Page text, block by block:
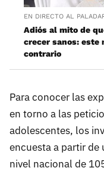
EN DIRECTO AL
Adiós al mito de
crecer sanos: este
contrario
Para conocer las
en torno a las
adolescentes, los
encuesta a partir de
nivel nacional de